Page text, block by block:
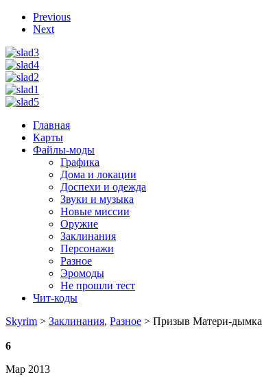
Previous
Next
Главная
Карты
Файлы-моды
Графика
Дома и локации
Доспехи и одежда
Звуки и музыка
Новые миссии
Оружие
Заклинания
Персонажи
Разное
Эромоды
Не прошли тест
Чит-коды
Skyrim > Заклинания, Разное > Призыв Матери-дымка
6
Мар 2013